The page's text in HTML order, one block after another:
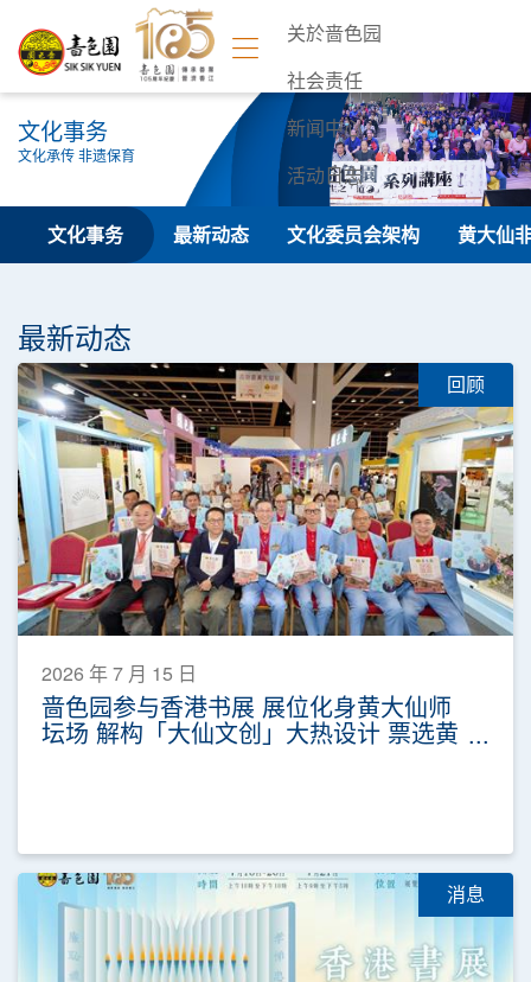
关於啬色园
社会责任
新闻中心
活动日志
联络我们
文化事务
文化承传 非遗保育
文化事务 最新动态 文化委员会架构 黄大仙
最新动态
回顾
2026 年 7 月 15 日
啬色园参与香港书展 展位化身黄大仙师
坛场 解构「大仙文创」大热设计 票选黄
消息